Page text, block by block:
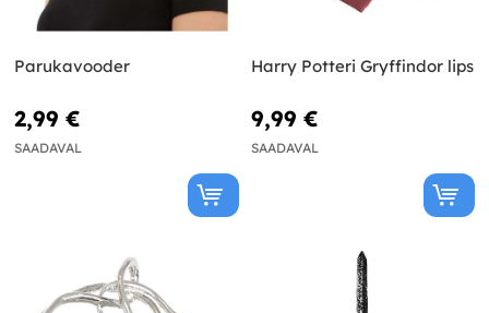
Parukavooder
2,99 €
SAADAVAL
Harry Potteri Gryffindor lips
9,99 €
SAADAVAL